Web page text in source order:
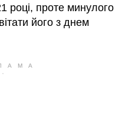
році, проте минулого
його з днем